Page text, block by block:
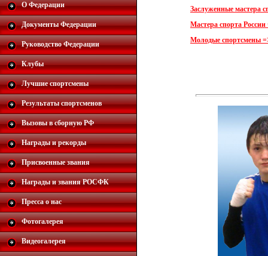
О Федерации
Документы Федерации
Руководство Федерации
Клубы
Лучшие спортсмены
Результаты спортсменов
Вызовы в сборную РФ
Награды и рекорды
Присвоенные звания
Награды и звания РОСФК
Пресса о нас
Фотогалерея
Видеогалерея
Заслуженные мастера
Мастера спорта России
Молодые спортсмены